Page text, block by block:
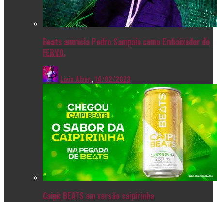
Beats anuncia Pedro Sampaio como Embaixador do
FERVO.
Livia Alves,14/02/2023
Caipi: BEATS em versão caipirinha